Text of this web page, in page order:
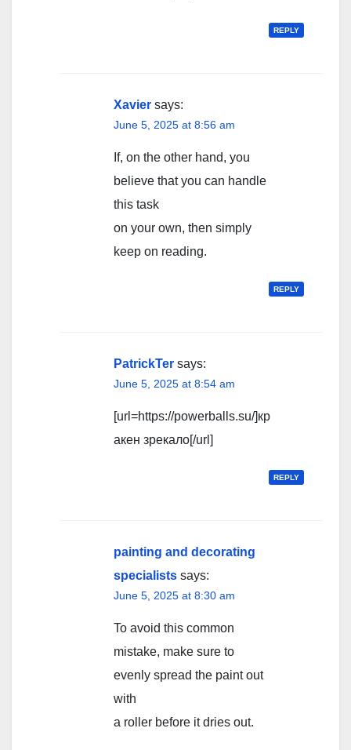
REPLY
Xavier says:
June 5, 2025 at 8:56 am
If, on the other hand, you
believe that you can handle
this task
on your own, then simply
keep on reading.
REPLY
PatrickTer says:
June 5, 2025 at 8:54 am
[url=https://powerballs.su/]кр
акен зрекало[/url]
REPLY
painting and decorating
specialists says:
June 5, 2025 at 8:30 am
To avoid this common
mistake, make sure to
evenly spread the paint out
with
a roller before it dries out.